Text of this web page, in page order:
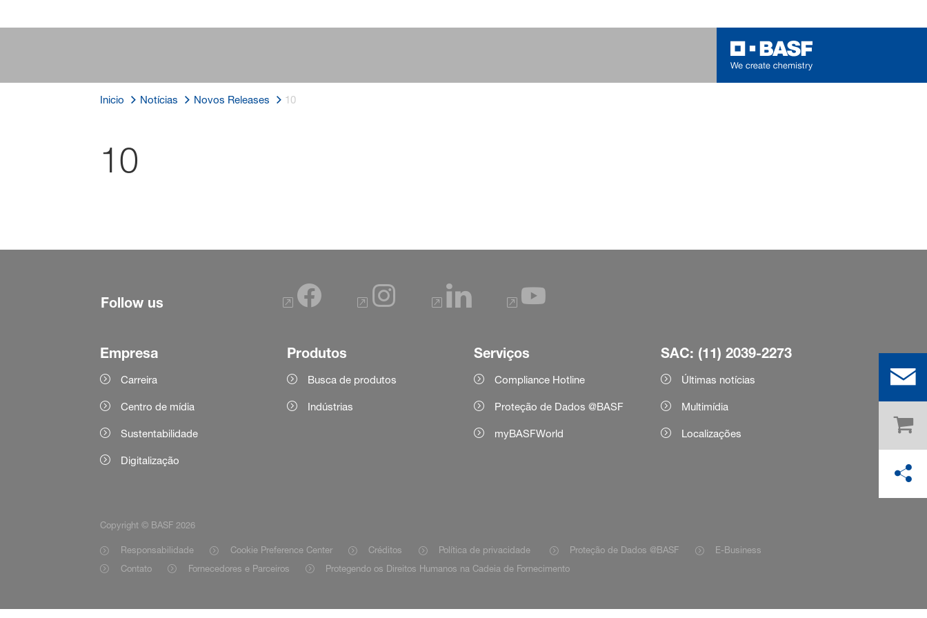
Inicio Notícias Novos Releases 10
10
Follow us
Empresa
Carreira
Centro de mídia
Sustentabilidade
Digitalização
Produtos
Busca de produtos
Indústrias
Serviços
Compliance Hotline
Proteção de Dados @BASF
myBASFWorld
SAC: (11) 2039-2273
Últimas notícias
Multimídia
Localizações
Copyright © BASF 2026
Responsabilidade Cookie Preference Center Créditos Política de privacidade Proteção de Dados @BASF
E-Business
Contato
Fornecedores e Parceiros Protegendo os Direitos Humanos na Cadeia de Fornecimento